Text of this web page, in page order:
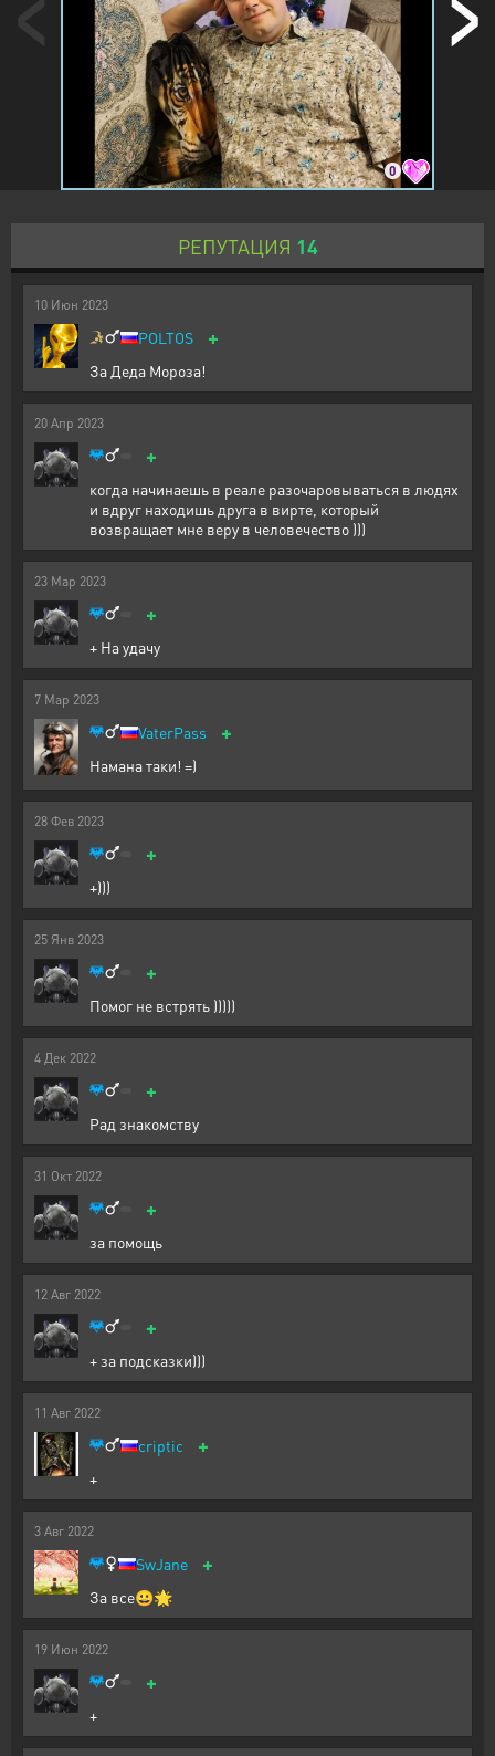
0
РЕПУТАЦИЯ 14
10 Июн 2023
POLTOS +
За Деда Мороза!
20 Апр 2023
+
когда начинаешь в реале разочаровываться в людях
и вдруг находишь друга в вирте, который
возвращает мне веру в человечество )))
23 Мар 2023
+
+ На удачу
7 Мар 2023
VaterPass +
Намана таки! =)
28 Фев 2023
+
+)))
25 Янв 2023
+
Помог не встрять )))))
4 Дек 2022
+
Рад знакомству
31 Окт 2022
+
за помощь
12 Авг 2022
+
+ за подсказки)))
11 Авг 2022
criptic +
+
3 Авг 2022
SwJane +
За все😀🌟
19 Июн 2022
+
+